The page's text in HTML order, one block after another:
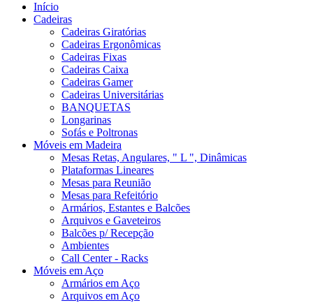
Início
Cadeiras
Cadeiras Giratórias
Cadeiras Ergonômicas
Cadeiras Fixas
Cadeiras Caixa
Cadeiras Gamer
Cadeiras Universitárias
BANQUETAS
Longarinas
Sofás e Poltronas
Móveis em Madeira
Mesas Retas, Angulares, " L ", Dinâmicas
Plataformas Lineares
Mesas para Reunião
Mesas para Refeitório
Armários, Estantes e Balcões
Arquivos e Gaveteiros
Balcões p/ Recepção
Ambientes
Call Center - Racks
Móveis em Aço
Armários em Aço
Arquivos em Aço